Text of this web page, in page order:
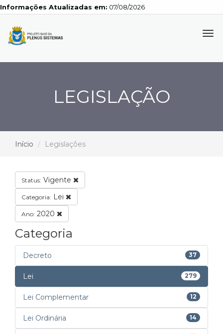
Atualizadas em: 07/08/2026
LEGISLAÇÃO
Início Legislações
Status: Vigente
Categoria: Lei
Ano: 2020
Categoria
Decreto 37
Lei 279
Lei Complementar 12
Lei Ordinária 14